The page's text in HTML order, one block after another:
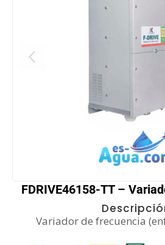
FDRIVE46158-TT –
Variador de frecuencia